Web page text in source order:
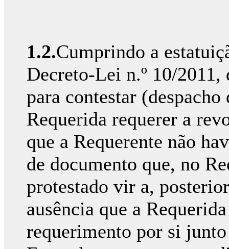
1.2.Cumprindo a
Decreto-Lei n.º 10/
para contestar
Requerida requerer a
que a Requerente não
de documento que, no
protestado vir a,
ausência que a
requerimento por si